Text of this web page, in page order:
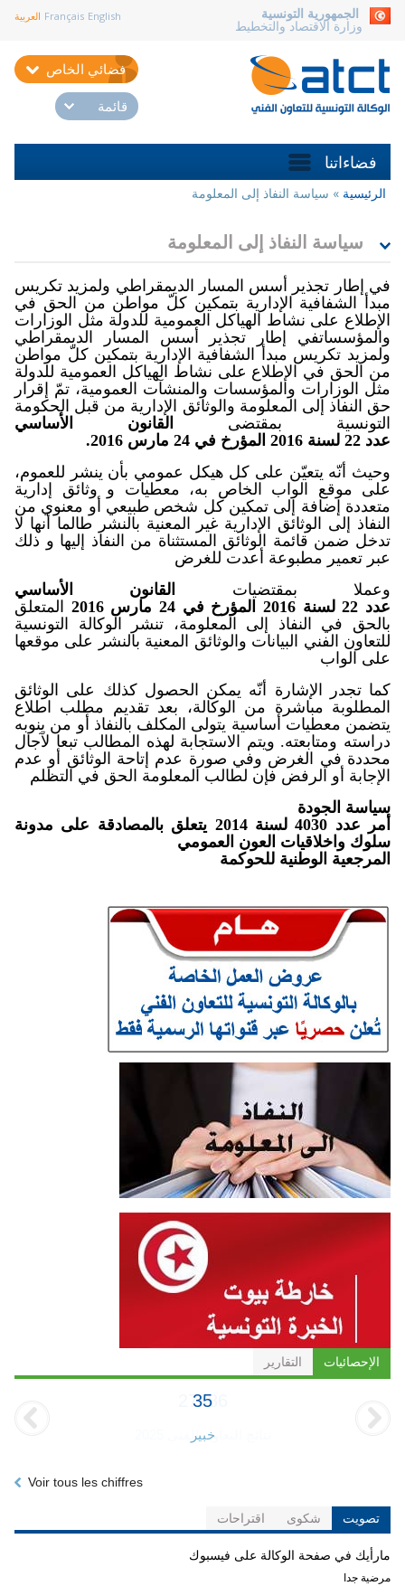
الجمهورية التونسية
وزارة الاقتصاد والتخطيط
Français English العربية
فضائي الخاص
قائمة
فضاءاتنا
أنت
الرئيسية » سياسة النفاذ إلى المعلومة
سياسة النفاذ إلى المعلومة
في إطار تجذير أسس المسار الديمقراطي ولمزيد تكريس
مبدأ الشفافية الإدارية بتمكين كلّ مواطن من الحق في
الإطلاع على نشاط الهياكل العمومية للدولة مثل الوزارات
والمؤسساتفي إطار تجذير أسس المسار الديمقراطي
ولمزيد تكريس مبدأ الشفافية الإدارية بتمكين كلّ مواطن
من الحق في الإطلاع على نشاط الهياكل العمومية للدولة
مثل الوزارات والمؤسسات والمنشآت العمومية، تمّ إقرار
حق النفاذ إلى المعلومة والوثائق الإدارية من قبل الحكومة
التونسية بمقتضى
القانون الأساسي
عدد 22 لسنة 2016 المؤرخ في 24 مارس 2016.
وحيث أنّه يتعيّن على كل هيكل عمومي بأن ينشر للعموم،
على موقع الواب الخاص به، معطيات و وثائق إدارية
متعددة إضافة إلى تمكين كل شخص طبيعي أو معنوي من
النفاذ إلى الوثائق الإدارية غير المعنية بالنشر طالما أنها لا
تدخل ضمن قائمة الوثائق المستثناة من النفاذ إليها و ذلك
عبر تعمير مطبوعة أعدت للغرض
وعملا بمقتضيات
القانون الأساسي
عدد 22 لسنة 2016 المؤرخ في 24 مارس 2016
المتعلق
بالحق في النفاذ إلى المعلومة، تنشر الوكالة التونسية
للتعاون الفني البيانات والوثائق المعنية بالنشر على موقعها
على الواب
كما تجدر الإشارة أنّه يمكن الحصول كذلك على الوثائق
المطلوبة مباشرة من الوكالة، بعد تقديم مطلب اطلاع
يتضمن معطيات أساسية يتولى المكلف بالنفاذ أو من ينوبه
دراسته ومتابعته. ويتم الاستجابة لهذه المطالب تبعا لآجال
محددة في الغرض وفي صورة عدم إتاحة الوثائق أو عدم
الإجابة أو الرفض فإن لطالب المعلومة الحق في التظلم
سياسة الجودة
أمر عدد 4030 لسنة 2014 يتعلق بالمصادقة على مدونة
سلوك واخلاقيات العون العمومي
المرجعية الوطنية للحوكمة
الإحصائيات التقارير
35
خبير
Voir tous les chiffres
تصويت شكوى اقتراحات
مارأيك في صفحة الوكالة على فيسبوك
مرضية جدا